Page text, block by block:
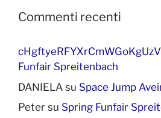
Commenti recenti
Funfair Spreitenbach
DANIELA su Space Jump
Peter su Spring Funfair